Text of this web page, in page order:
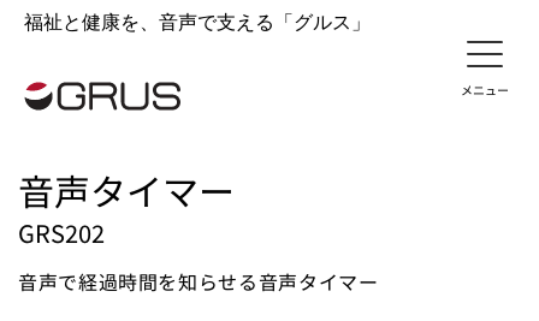
福祉と健康を、音声で支える「グルス」
音声タイマー
GRS202
音声で経過時間を知らせる音声タイマー